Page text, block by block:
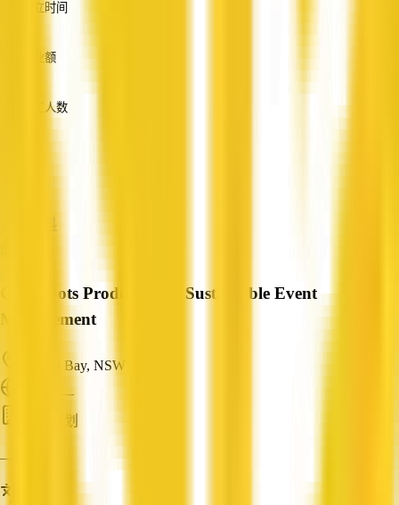
成立时间
营业额
员工人数
查看资料
Grassroots Productions - Sustainable Event
Management
Bateau Bay, NSW
ABN: —
活动策划
—